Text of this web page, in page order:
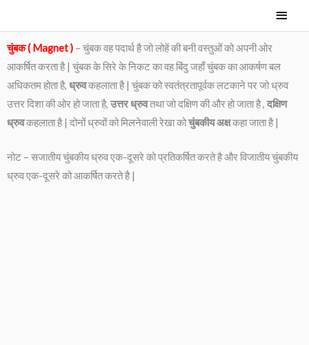
content
Main
Menu
चुंबक( Magnet ) – चुंबक वह पदार्थ है जो लोहें की बनी वस्तुओं को अपनी ओर
आकर्षित करता है | चुंबक के सिरे के निकट का वह बिंदु जहाँ चुंबक का आकर्षण बल
अधिकतम होता है, ध्रुवकहलाता है | चुंबक को स्वतंत्रतापूर्वक लटकाने पर जो ध्रुव
उत्तर दिशा की ओर हो जाता है, उत्तर ध्रुवतथा जो दक्षिण की और हो जाता है , दक्षिण
ध्रुवकहलाता है | दोनों ध्रुवों को मिलनेवाली रेखा कोचुंबकीय अक्षकहा जाता है |
नोट – सजातीय चुंबकीय ध्रुव एक-दूसरे को प्रतिकर्षित करते है और विजातीय चुंबकीय
ध्रुव एक-दूसरे को आकर्षित करते है |